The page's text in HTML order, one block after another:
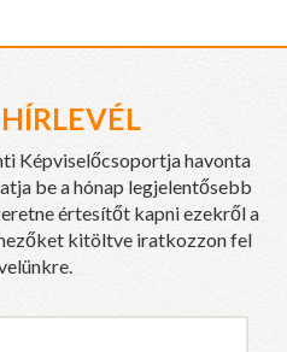
Képviselőcsoportja havonta
be a hónap legjelentősebb
értesítőt kapni ezekről a
kitöltve iratkozzon fel